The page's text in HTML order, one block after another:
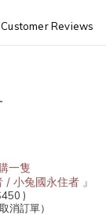
Customer Reviews
一隻
/小兔國永住者 』
)
消訂單）